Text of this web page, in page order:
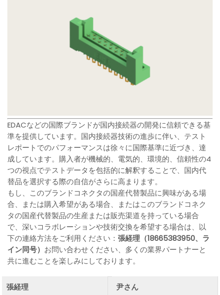
EDACなどの国際ブランドが国内接続器の開発に信頼できる基
準を提供しています。国内接続器技術の進歩に伴い、テスト
レポートでのパフォーマンスは徐々に国際基準に近づき、達
成しています。購入者が機械的、電気的、環境的、信頼性の4
つの視点でテストデータを包括的に解釈することで、国内代
替品を選択する際の自信がさらに高まります。
もし、このブランドコネクタの国産代替製品に興味がある場
合、または購入希望がある場合、またはこのブランドコネク
タの国産代替製品の生産または販売渠道を持っている場合
で、深いコラボレーションや技術交換を希望する場合は、以
下の連絡方法をご利用ください：張経理（18665383950、ラ
イン同号） お問い合わせください、多くの業界パートナーと
共に進むことを楽しみにしております。
張経理
尹さん